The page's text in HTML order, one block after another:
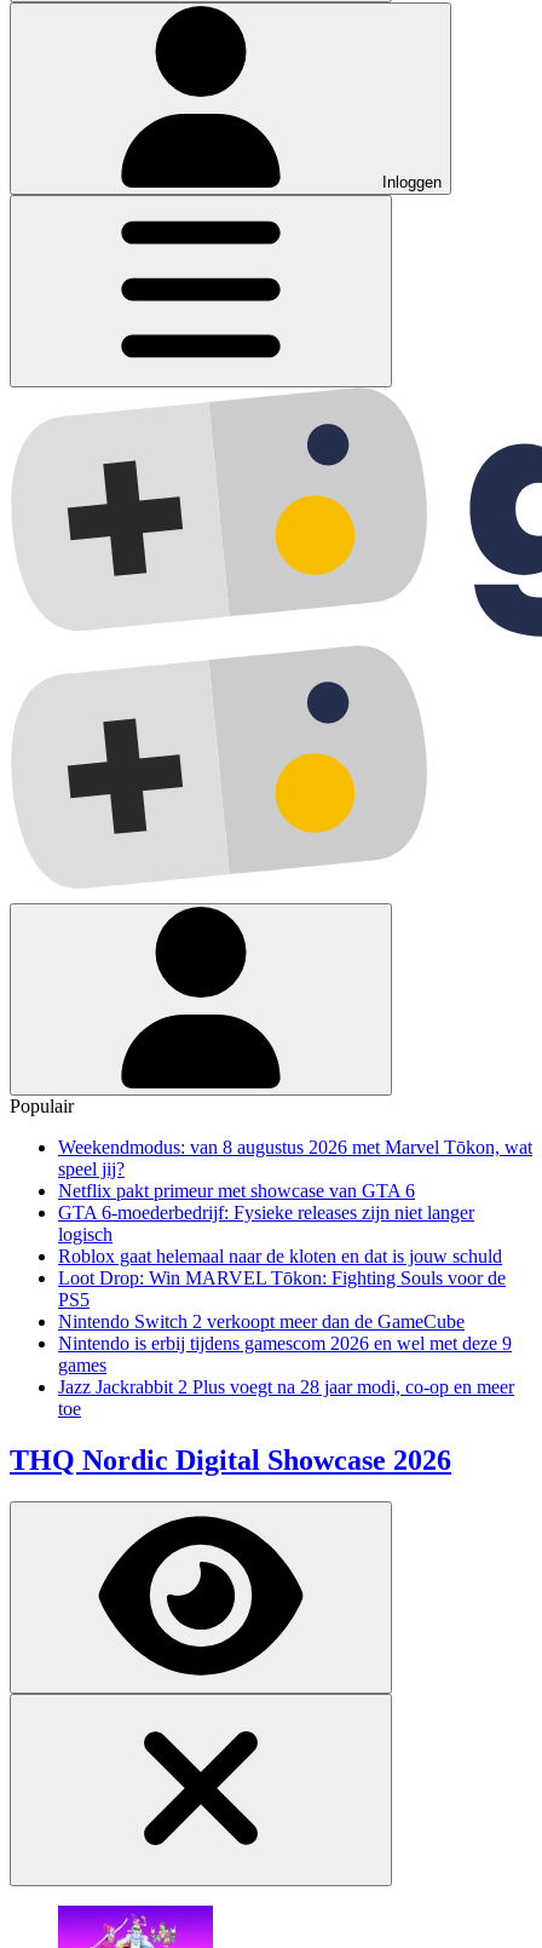
Inloggen
Populair
Weekendmodus: van 8 augustus 2026 met Marvel Tōkon, wat
speel jij?
Netflix pakt primeur met showcase van GTA 6
GTA 6-moederbedrijf: Fysieke releases zijn niet langer
logisch
Roblox gaat helemaal naar de kloten en dat is jouw schuld
Loot Drop: Win MARVEL Tōkon: Fighting Souls voor de
PS5
Nintendo Switch 2 verkoopt meer dan de GameCube
Nintendo is erbij tijdens gamescom 2026 en wel met deze 9
games
Jazz Jackrabbit 2 Plus voegt na 28 jaar modi, co-op en meer
toe
THQ Nordic Digital Showcase 2026